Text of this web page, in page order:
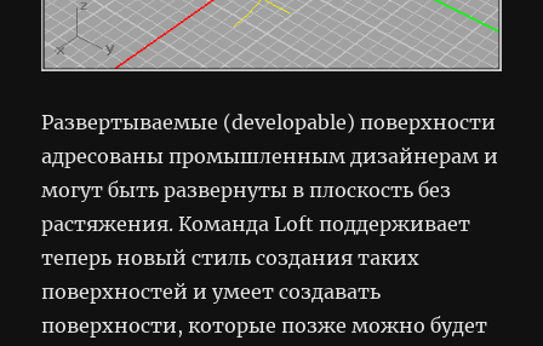
Развертываемые (developable) поверхности
адресованы промышленным дизайнерам и
могут быть развернуты в плоскость без
растяжения. Команда Loft поддерживает
теперь новый стиль создания таких
поверхностей и умеет создавать
поверхности, которые позже можно будет